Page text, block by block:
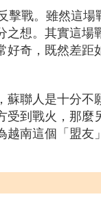
戰。雖然這
想。其實這
奇，既然差
聯人是十分
到戰火，那
南這個「盟